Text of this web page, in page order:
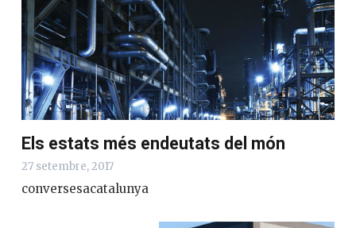
Els estats més endeutats del món
27 setembre, 2017
conversesacatalunya